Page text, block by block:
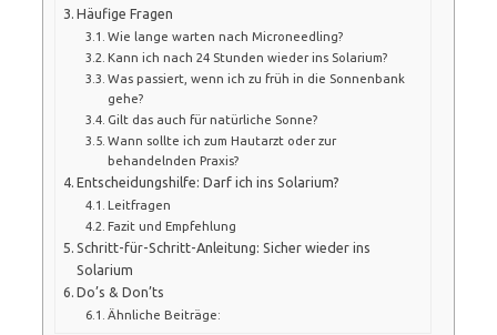
Häufige Fragen
Wie lange warten nach Microneedling?
Kann ich nach 24 Stunden wieder ins Solarium?
Was passiert, wenn ich zu früh in die Sonnenbank
gehe?
Gilt das auch für natürliche Sonne?
Wann sollte ich zum Hautarzt oder zur
behandelnden Praxis?
Entscheidungshilfe: Darf ich ins Solarium?
Leitfragen
Fazit und Empfehlung
Schritt-für-Schritt-Anleitung: Sicher wieder ins
Solarium
Do’s & Don’ts
Ähnliche Beiträge: